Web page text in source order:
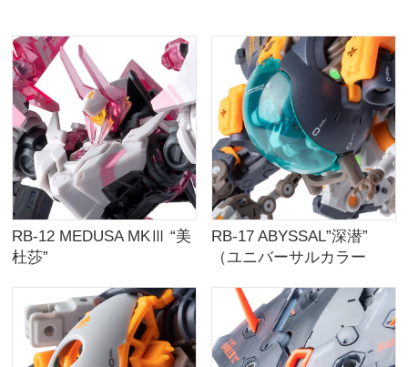
RB-12 MEDUSA MKⅢ “美
杜莎”
RB-17 ABYSSAL”深潜”
（ユニバーサルカラー